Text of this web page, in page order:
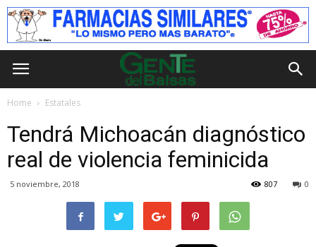
Home Estatales
Tendrá Michoacán diagnóstico
real de violencia feminicida
5 noviembre, 2018 0
807